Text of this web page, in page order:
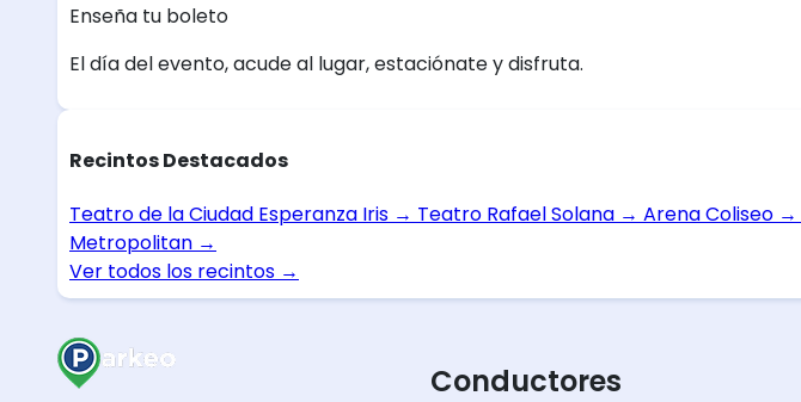
Enseña tu boleto
El día del evento, acude al lugar, estaciónate y disfruta.
Recintos Destacados
Teatro de la Ciudad Esperanza Iris → Teatro Rafael Solana → Arena Coliseo →
Metropolitan →
Ver todos los recintos →
Conductores